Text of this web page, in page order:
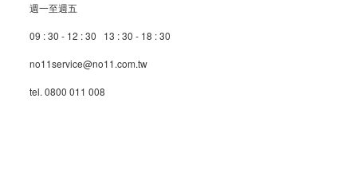
週一至週五
09 : 30 - 12 : 30 13 : 30 - 18 : 30
no11service@no11.com.tw
tel. 0800 011 008